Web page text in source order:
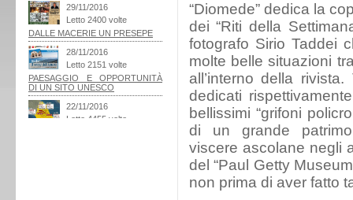
“Diomede” dedica la
dei “Riti della
fotografo Sirio Taddei
molte belle situazioni
all’interno della
dedicati
bellissimi “grifoni
di un grande
viscere ascolane negli
del “Paul Getty
non prima di aver fatto